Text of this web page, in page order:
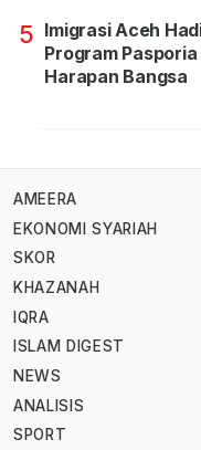
5 Imigrasi Aceh
Program
Harapan Bangsa
AMEERA
EKONOMI SYARIAH
SKOR
KHAZANAH
IQRA
ISLAM DIGEST
NEWS
ANALISIS
SPORT